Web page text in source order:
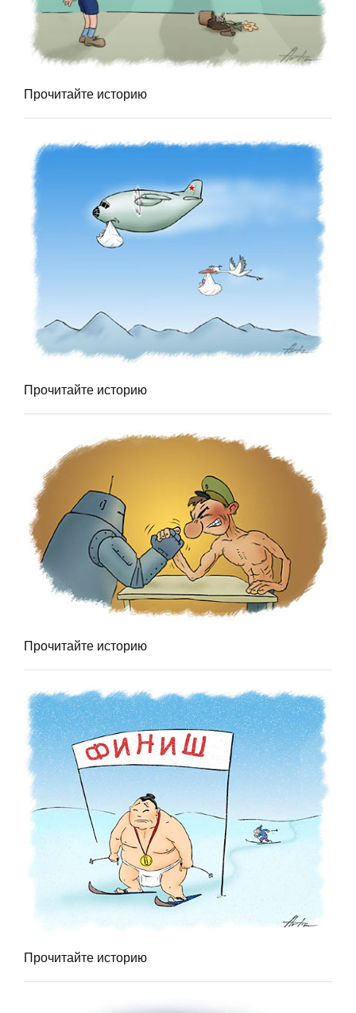
Прочитайте историю
Прочитайте историю
Прочитайте историю
Прочитайте историю